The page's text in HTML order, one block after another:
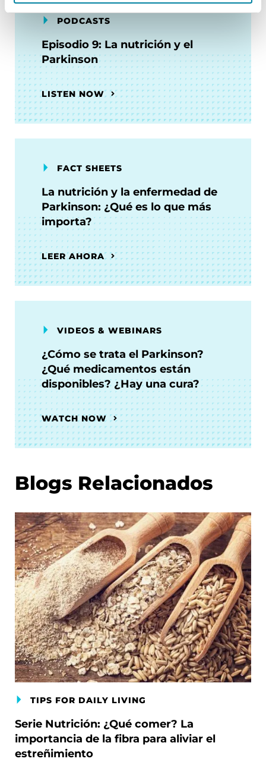
PODCASTS
Episodio 9: La nutrición y el
Parkinson
LISTEN NOW
FACT SHEETS
La nutrición y la enfermedad de
Parkinson: ¿Qué es lo que más
importa?
LEER AHORA
VIDEOS & WEBINARS
¿Cómo se trata el Parkinson?
¿Qué medicamentos están
disponibles? ¿Hay una cura?
WATCH NOW
Blogs Relacionados
TIPS FOR DAILY LIVING
Serie Nutrición: ¿Qué comer? La
importancia de la fibra para aliviar el
estreñimiento